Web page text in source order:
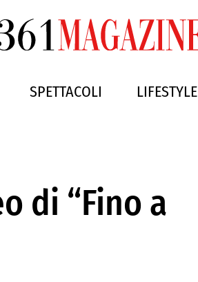
SPETTACOLI LIFESTYLE
di “Fino a